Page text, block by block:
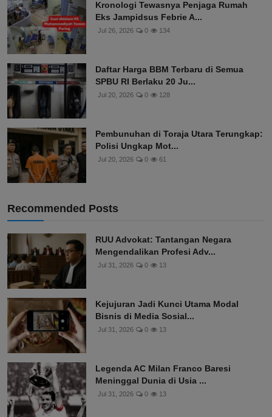
Kronologi Tewasnya Penjaga Rumah
Eks Jampidsus Febrie A...
Jul 26, 2026 0 134
Daftar Harga BBM Terbaru di Semua
SPBU RI Berlaku 20 Ju...
Jul 20, 2026 0 128
Pembunuhan di Toraja Utara Terungkap:
Polisi Ungkap Mot...
Jul 20, 2026 0 61
Recommended Posts
RUU Advokat: Tantangan Negara
Mengendalikan Profesi Adv...
Jul 31, 2026 0 13
Kejujuran Jadi Kunci Utama Modal
Bisnis di Media Sosial...
Jul 31, 2026 0 13
Legenda AC Milan Franco Baresi
Meninggal Dunia di Usia ...
Jul 31, 2026 0 13